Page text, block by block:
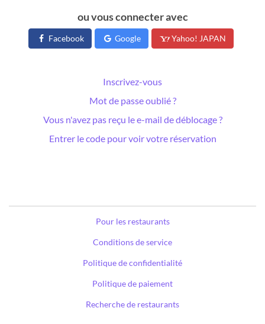
ou vous connecter avec
Facebook Google Yahoo! JAPAN
Inscrivez-vous
Mot de passe oublié ?
Vous n'avez pas reçu le e-mail de déblocage ?
Entrer le code pour voir votre réservation
Pour les restaurants
Conditions de service
Politique de confidentialité
Politique de paiement
Recherche de restaurants